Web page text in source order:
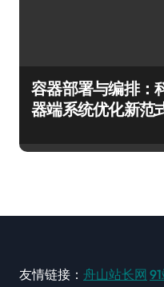
容器部署与编排：
器端系统优化新范
友情链接： 舟山站长网